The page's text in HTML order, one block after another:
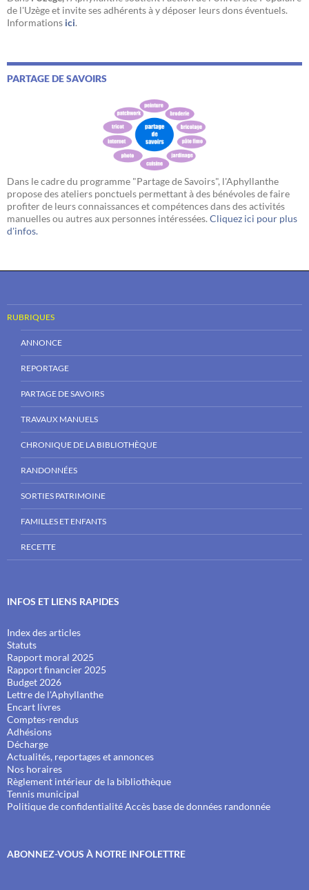
de l'Uzège et invite ses adhérents à y déposer leurs dons éventuels.
Informations ici.
PARTAGE DE SAVOIRS
Dans le cadre du programme "Partage de Savoirs", l'Aphyllanthe
propose des ateliers ponctuels permettant à des bénévoles de faire
profiter de leurs connaissances et compétences dans des activités
manuelles ou autres aux personnes intéressées. Cliquez ici pour plus
d'infos.
RUBRIQUES
ANNONCE
REPORTAGE
PARTAGE DE SAVOIRS
TRAVAUX MANUELS
CHRONIQUE DE LA BIBLIOTHÈQUE
RANDONNÉES
SORTIES PATRIMOINE
FAMILLES ET ENFANTS
RECETTE
INFOS ET LIENS RAPIDES
Index des articles
Statuts
Rapport moral 2025
Rapport financier 2025
Budget 2026
Lettre de l'Aphyllanthe
Encart livres
Comptes-rendus
Adhésions
Décharge
Actualités, reportages et annonces
Nos horaires
Règlement intérieur de la bibliothèque
Tennis municipal
Politique de confidentialitéAccès base de données randonnée
ABONNEZ-VOUS À NOTRE INFOLETTRE